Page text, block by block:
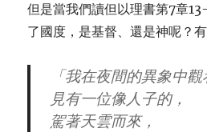
但是當我們讀但以理書第7章
了國度，是基督、還是神呢？有
「我在夜間的異象中觀
見有一位像人子的，
駕著天雲而來，